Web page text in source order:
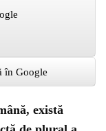
în Google
există